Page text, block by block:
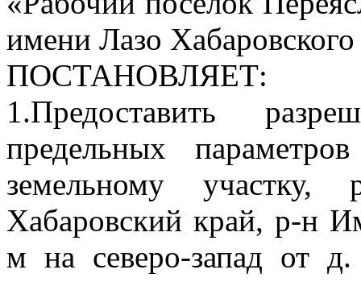
имени Лазо Хабаровского
ПОСТАНОВЛЯЕТ:
1.Предоставить
предельных
земельному участку,
Хабаровский край, р-н
м на северо-запад от